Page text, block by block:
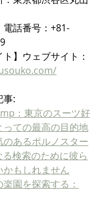
電話番号：+81-
ト】ウェブサイト：
事:
：東京のスーツ好
っての最高の目的地
あるポルノスター
る検索のために彼ら
もしれません
園を探索する：